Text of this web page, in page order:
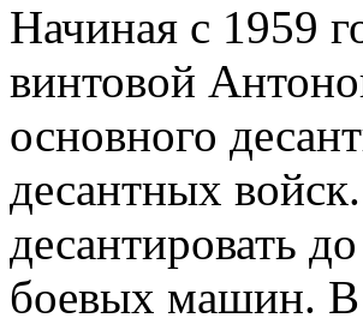
Начиная с 1959
винтовой
основного
десантных
десантировать
боевых машин. В